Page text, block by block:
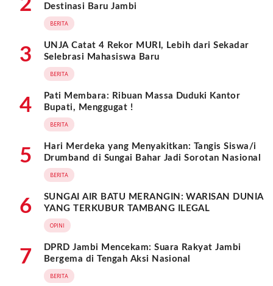
2
Destinasi Baru Jambi
BERITA
3
UNJA Catat 4 Rekor MURI, Lebih dari Sekadar
Selebrasi Mahasiswa Baru
BERITA
4
Pati Membara: Ribuan Massa Duduki Kantor
Bupati, Menggugat !
BERITA
5
Hari Merdeka yang Menyakitkan: Tangis Siswa/i
Drumband di Sungai Bahar Jadi Sorotan Nasional
BERITA
6
SUNGAI AIR BATU MERANGIN: WARISAN DUNIA
YANG TERKUBUR TAMBANG ILEGAL
OPINI
7
DPRD Jambi Mencekam: Suara Rakyat Jambi
Bergema di Tengah Aksi Nasional
BERITA